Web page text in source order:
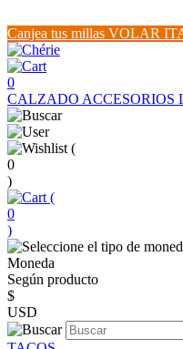
Canjea tus millas VOLAR
0
CALZADO ACCESORIOS
(
0
)
(
0
)
Moneda
Según producto
$
USD